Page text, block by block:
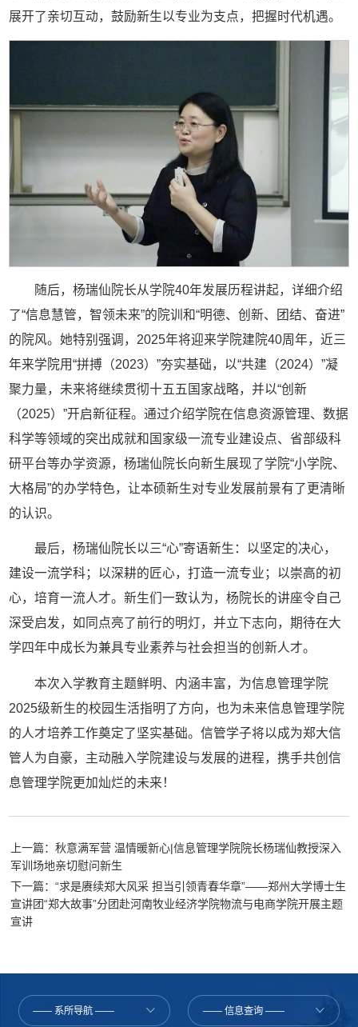
展开了亲切互动，鼓励新生以专业为支点，把握时代机遇。
随后，杨瑞仙院长从学院40年发展历程讲起，详细介绍
了“信息慧管，智领未来”的院训和“明德、创新、团结、奋进”
的院风。她特别强调，2025年将迎来学院建院40周年，近三
年来学院用“拼搏（2023）”夯实基础，以“共建（2024）”凝
聚力量，未来将继续贯彻十五五国家战略，并以“创新
（2025）”开启新征程。通过介绍学院在信息资源管理、数据
科学等领域的突出成就和国家级一流专业建设点、省部级科
研平台等办学资源，杨瑞仙院长向新生展现了学院“小学院、
大格局”的办学特色，让本硕新生对专业发展前景有了更清晰
的认识。
最后，杨瑞仙院长以三“心”寄语新生：以坚定的决心，
建设一流学科；以深耕的匠心，打造一流专业；以崇高的初
心，培育一流人才。新生们一致认为，杨院长的讲座令自己
深受启发，如同点亮了前行的明灯，并立下志向，期待在大
学四年中成长为兼具专业素养与社会担当的创新人才。
本次入学教育主题鲜明、内涵丰富，为信息管理学院
2025级新生的校园生活指明了方向，也为未来信息管理学院
的人才培养工作奠定了坚实基础。信管学子将以成为郑大信
管人为自豪，主动融入学院建设与发展的进程，携手共创信
息管理学院更加灿烂的未来！
上一篇：秋意满军营 温情暖新心|信息管理学院院长杨瑞仙教授深入
军训场地亲切慰问新生
下一篇：“求是赓续郑大风采 担当引领青春华章”——郑州大学博士生
宣讲团“郑大故事”分团赴河南牧业经济学院物流与电商学院开展主题
宣讲